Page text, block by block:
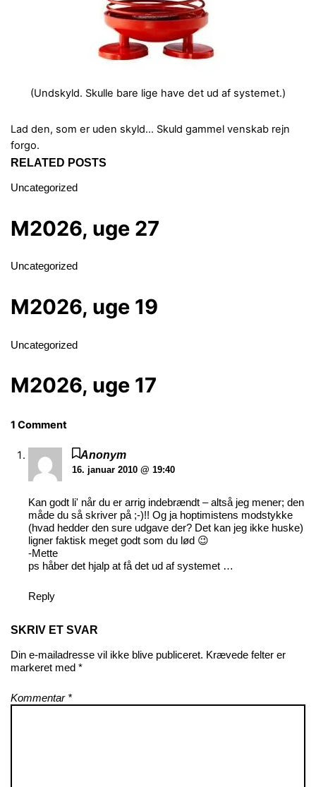
(Undskyld. Skulle bare lige have det ud af systemet.)
Lad den, som er uden skyld… Skuld gammel venskab rejn
forgo.
RELATED POSTS
Uncategorized
M2026, uge 27
Uncategorized
M2026, uge 19
Uncategorized
M2026, uge 17
1 Comment
Anonym
16. januar 2010 @ 19:40
Kan godt li' når du er arrig indebrændt – altså jeg mener; den
måde du så skriver på ;-)!! Og ja hoptimistens modstykke
(hvad hedder den sure udgave der? Det kan jeg ikke huske)
ligner faktisk meget godt som du lød 😉
-Mette
ps håber det hjalp at få det ud af systemet …
Reply
SKRIV ET SVAR
Din e-mailadresse vil ikke blive publiceret. Krævede felter er
markeret med *
Kommentar *